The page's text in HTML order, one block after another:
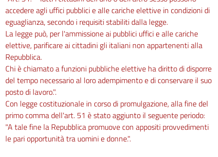
accedere agli uffici pubblici e alle cariche elettive in condizioni di
eguaglianza, secondo i requisiti stabiliti dalla legge.
La legge può, per l'ammissione ai pubblici uffici e alle cariche
elettive, parificare ai cittadini gli italiani non appartenenti alla
Repubblica.
Chi è chiamato a funzioni pubbliche elettive ha diritto di disporre
del tempo necessario al loro adempimento e di conservare il suo
posto di lavoro.".
Con legge costituzionale in corso di promulgazione, alla fine del
primo comma dell'art. 51 è stato aggiunto il seguente periodo:
"A tale fine la Repubblica promuove con appositi provvedimenti
le pari opportunità tra uomini e donne.".